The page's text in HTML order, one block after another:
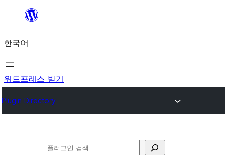
츠
로
바
가
한국어
워드프레스 받기
Plugin Directory
검